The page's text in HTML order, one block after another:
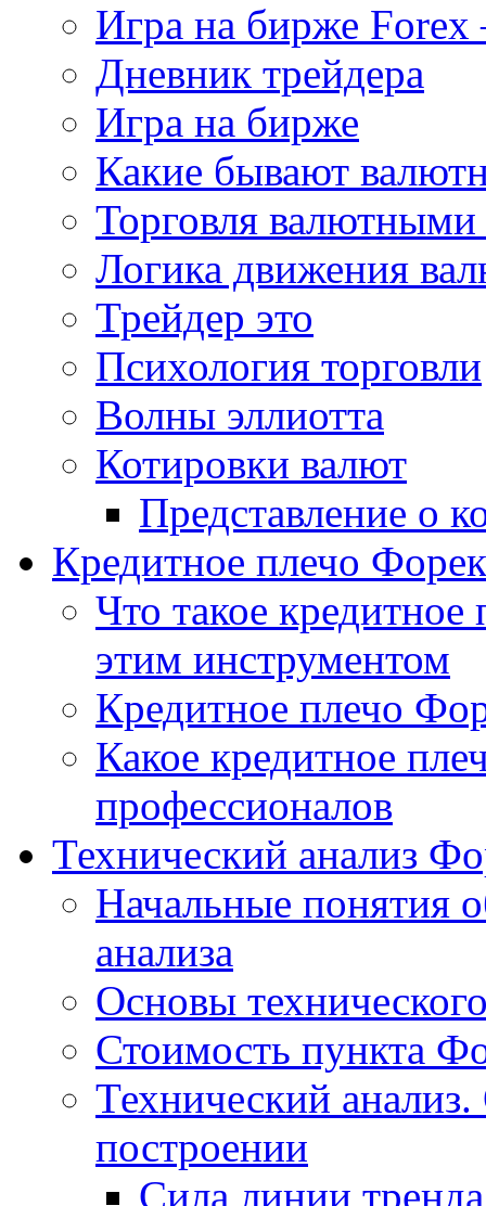
Игра на бирже Forex
Дневник трейдера
Игра на бирже
Какие бывают
Торговля
Логика движения
Трейдер это
Психология торговли
Волны эллиотта
Котировки валют
Представление о
Кредитное плечо
Что такое
этим инструментом
Кредитное плечо
Какое кредитное
профессионалов
Технический анализ
Начальные понятия
анализа
Основы
Стоимость пункта
Технический
построении
Сила линии тренда